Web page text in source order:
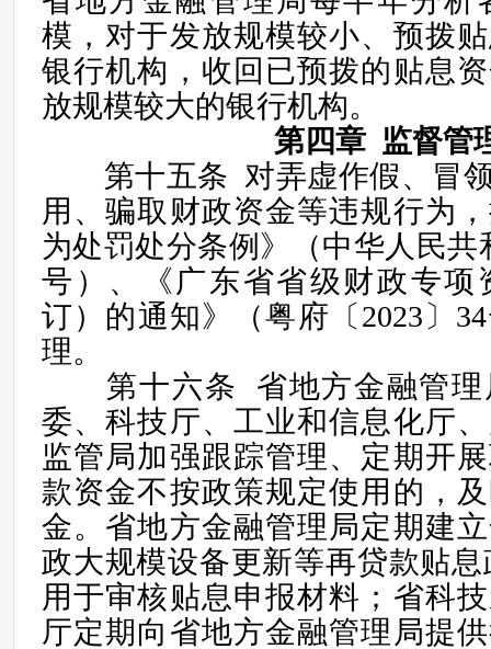
模，对于发放规模较小、预拨
银行机构，收回已预拨的贴息
放规模较大的银行机构。
第四章 监督管
第十五条 对弄虚作假、冒领
用、骗取财政资金等违规行为
为处罚处分条例》（中华人民共
号）、《广东省省级财政专项
订）的通知》（粤府〔2023〕
理。
第十六条 省地方金融管理
委、科技厅、工业和信息化厅
监管局加强跟踪管理、定期开
款资金不按政策规定使用的，
金。省地方金融管理局定期建
政大规模设备更新等再贷款贴
用于审核贴息申报材料；省科
厅定期向省地方金融管理局提